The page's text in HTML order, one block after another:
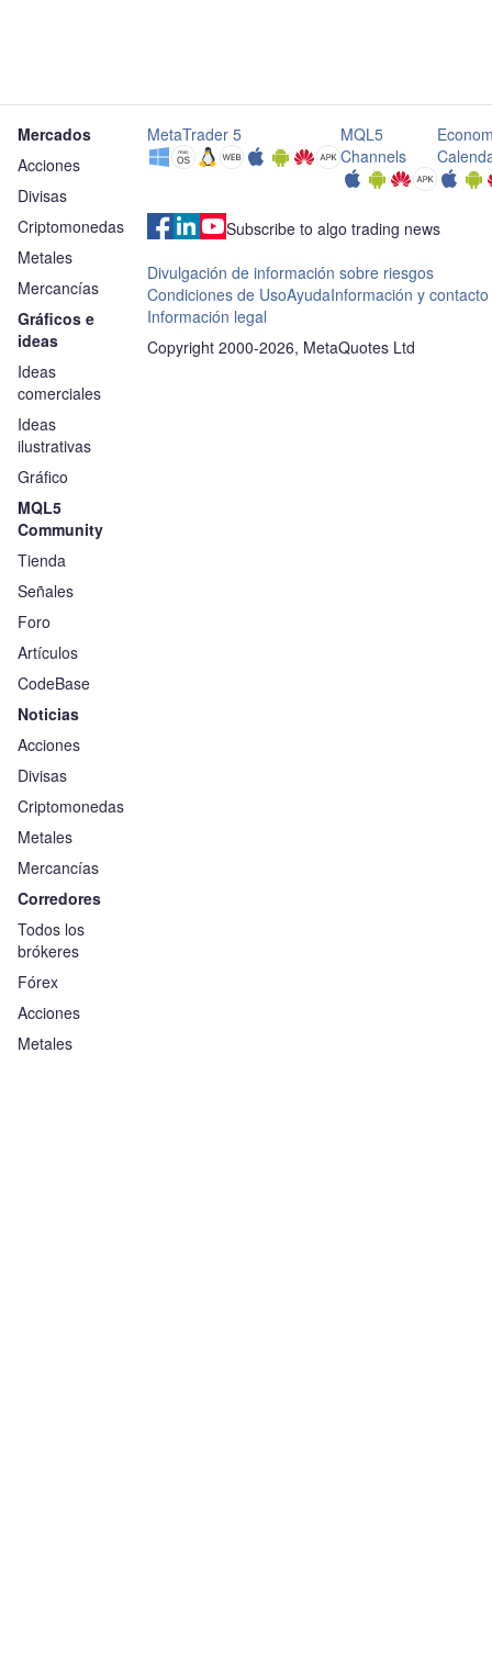
Mercados
Acciones
Divisas
Criptomonedas
Metales
Mercancías
Gráficos e
ideas
Ideas
comerciales
Ideas
ilustrativas
Gráfico
MQL5
Community
Tienda
Señales
Foro
Artículos
CodeBase
Noticias
Acciones
Divisas
Criptomonedas
Metales
Mercancías
Corredores
Todos los
brókeres
Fórex
Acciones
Metales
MetaTrader 5
MQL5
Channels
Subscribe to algo trading news
Divulgación de información sobre riesgos
Condiciones de UsoAyudaInformación y contacto
Información legal
Copyright 2000-2026, MetaQuotes Ltd